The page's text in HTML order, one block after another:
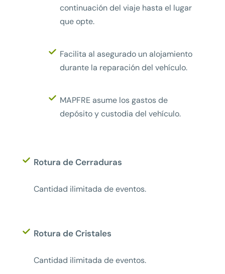
continuación del viaje hasta el lugar
que opte.
Facilita al asegurado un alojamiento
durante la reparación del vehículo.
MAPFRE asume los gastos de
depósito y custodia del vehículo.
Rotura de Cerraduras
Cantidad ilimitada de eventos.
Rotura de Cristales
Cantidad ilimitada de eventos.